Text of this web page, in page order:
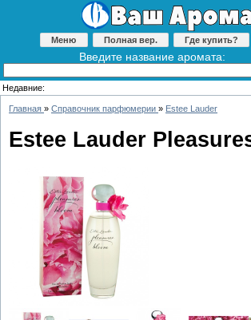
Меню Полная вер. Где купить?
Введите название аромата:
Недавние:
Главная » Справочник парфюмерии » Estee Lauder
Estee Lauder